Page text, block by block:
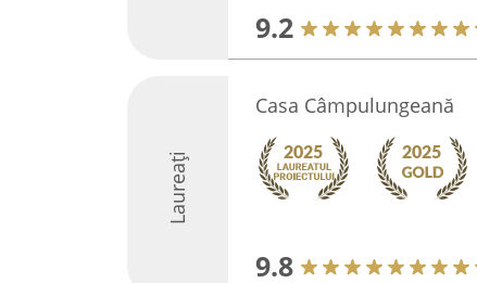
9.2
Laureați
Casa Câmpulungeană
9.8